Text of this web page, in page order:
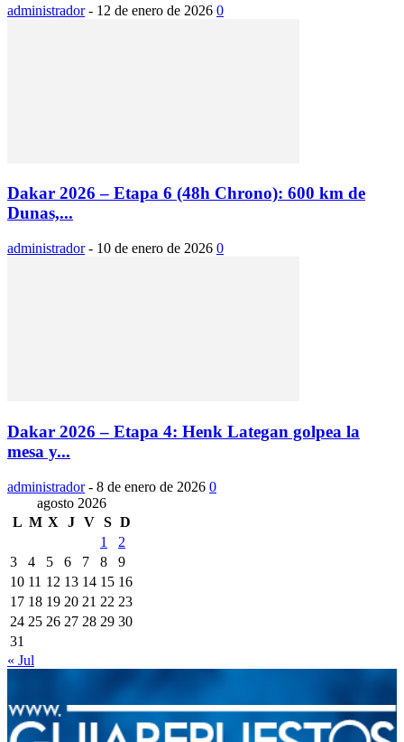
administrador - 12 de enero de 2026 0
Dakar 2026 – Etapa 6 (48h Chrono): 600 km de
Dunas,...
administrador - 10 de enero de 2026 0
Dakar 2026 – Etapa 4: Henk Lategan golpea la
mesa y...
administrador - 8 de enero de 2026 0
agosto 2026
L M X J V S D
1
2
3
4 5 6 7 8
9
10 11 12 13 14 15 16
17 18 19 20 21 22 23
24 25 26 27 28 29 30
31
« Jul